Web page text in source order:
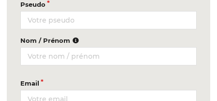
Pseudo
Nom / Prénom
Email